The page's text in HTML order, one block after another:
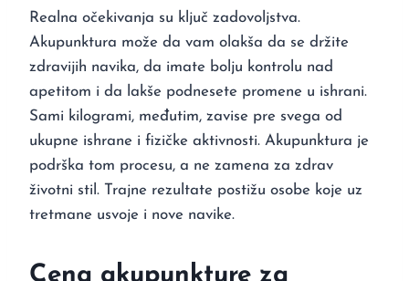
Realna očekivanja su ključ zadovoljstva.
Akupunktura može da vam olakša da se držite
zdravijih navika, da imate bolju kontrolu nad
apetitom i da lakše podnesete promene u ishrani.
Sami kilogrami, međutim, zavise pre svega od
ukupne ishrane i fizičke aktivnosti. Akupunktura je
podrška tom procesu, a ne zamena za zdrav
životni stil. Trajne rezultate postižu osobe koje uz
tretmane usvoje i nove navike.
Cena akupunkture za